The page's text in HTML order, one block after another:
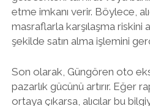
etme imkanı verir. Böylece,
masraflarla karşılaşma riskini
şekilde satın alma işlemini
Son olarak, Güngören oto
pazarlık gücünü artırır. Eğer
ortaya çıkarsa, alıcılar bu